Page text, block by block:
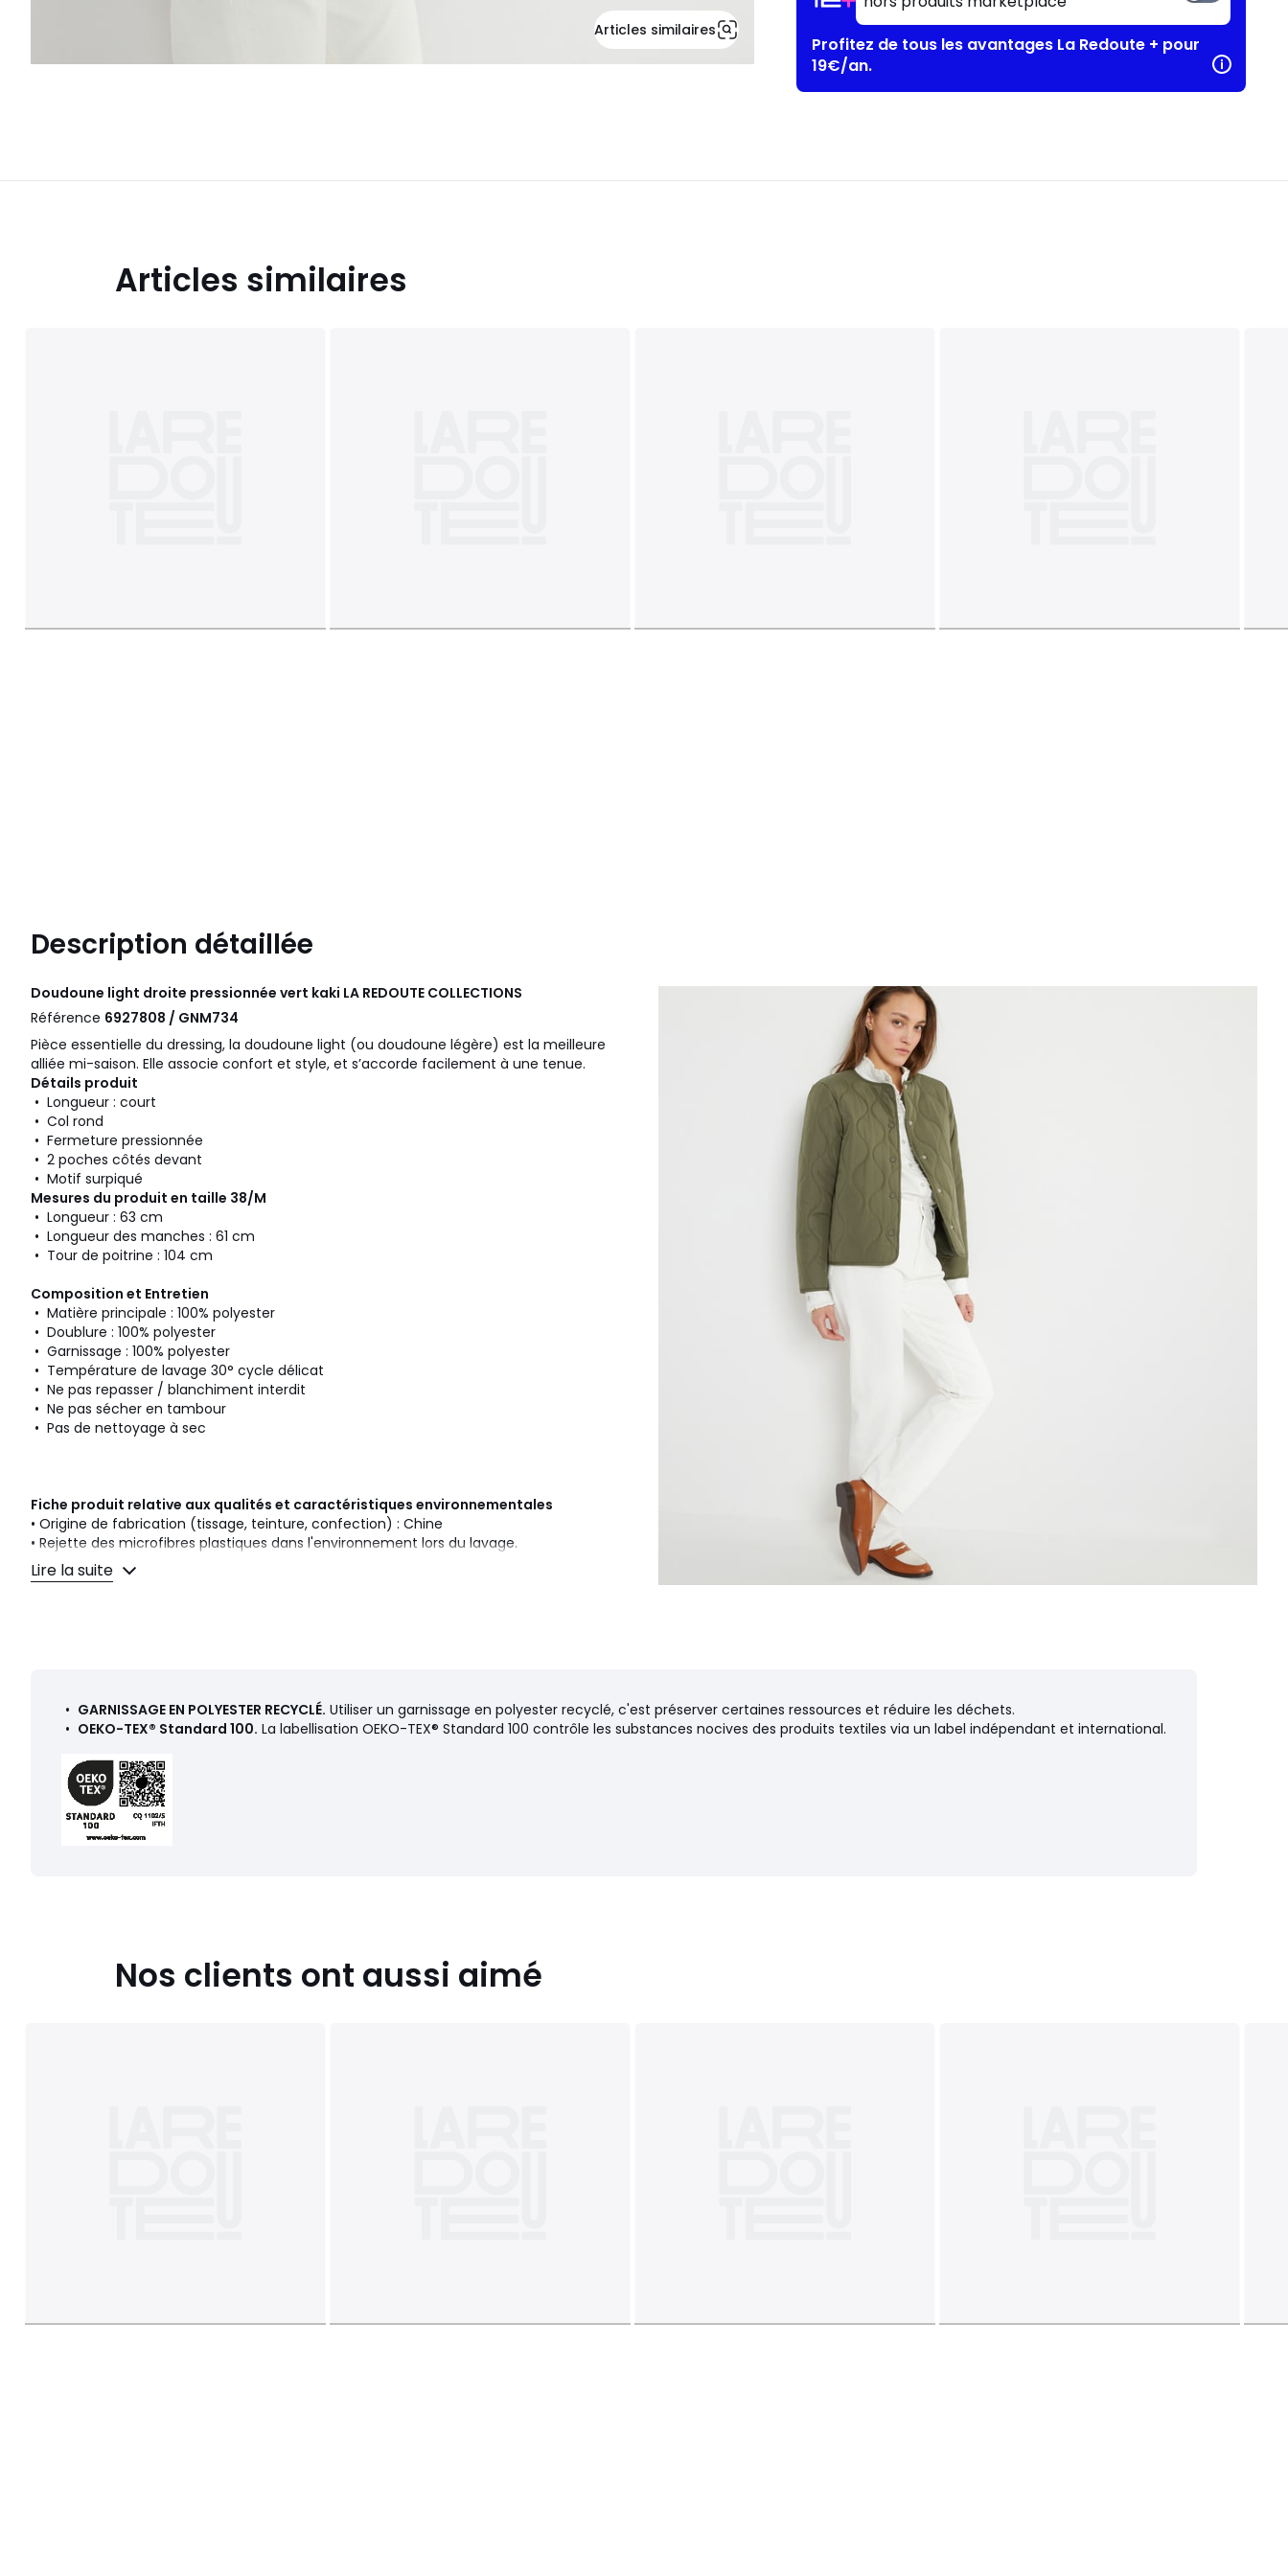
Articles similaires
Profitez de tous les avantages La Redoute + pour
19€/an.
Articles similaires
Description détaillée
Doudoune light droite pressionnée vert kaki LA REDOUTE COLLECTIONS
Référence 6927808 / GNM734
Pièce essentielle du dressing, la doudoune light (ou doudoune légère) est la meilleure
alliée mi-saison. Elle associe confort et style, et s’accorde facilement à une tenue.
Détails produit
• Longueur : court
• Col rond
• Fermeture pressionnée
• 2 poches côtés devant
• Motif surpiqué
Mesures du produit en taille 38/M
• Longueur : 63 cm
• Longueur des manches : 61 cm
• Tour de poitrine : 104 cm
Composition et Entretien
• Matière principale : 100% polyester
• Doublure : 100% polyester
• Garnissage : 100% polyester
• Température de lavage 30° cycle délicat
• Ne pas repasser / blanchiment interdit
• Ne pas sécher en tambour
• Pas de nettoyage à sec
Fiche produit relative aux qualités et caractéristiques environnementales
• Origine de fabrication (tissage, teinture, confection) : Chine
• Rejette des microfibres plastiques dans l'environnement lors du lavage.
Dernière mise à jour des informations : 11/03/2026
Lire la suite
• GARNISSAGE EN POLYESTER RECYCLÉ. Utiliser un garnissage en polyester recyclé, c'est préserver certaines ressources et réduire les déchets.
• OEKO-TEX® Standard 100. La labellisation OEKO-TEX® Standard 100 contrôle les substances nocives des produits textiles via un label indépendant et international.
Nos clients ont aussi aimé